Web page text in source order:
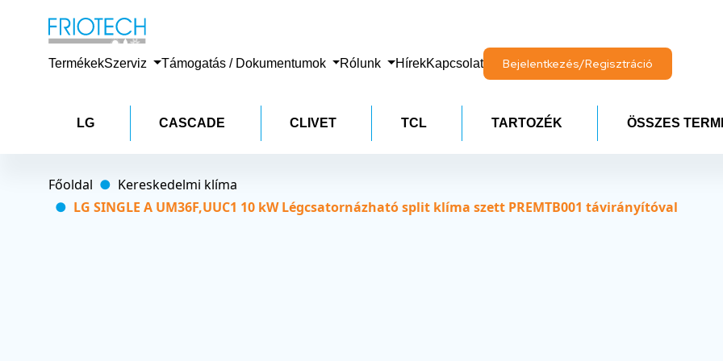
TermékekSzerviz Támogatás / Dokumentumok Rólunk HírekKapcsolat Bejelentkezés/Regisztráció
LG CASCADE CLIVET TCL TARTOZÉK ÖSSZES
Főoldal
Kereskedelmi klíma
LG SINGLE A UM36F,UUC1 10 kW Légcsatornázható split klíma szett PREMTB001 távirányítóval